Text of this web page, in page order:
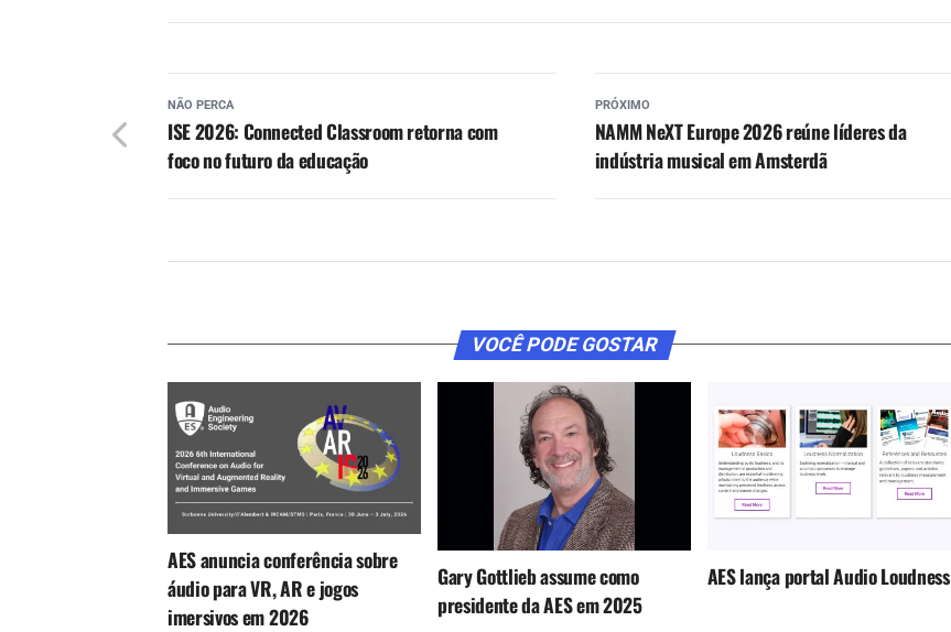
PRÓXIMO
NAMM NeXT Europe 2026 reúne líderes da
indústria musical em Amsterdã
NÃO PERCA
ISE 2026: Connected Classroom retorna com
foco no futuro da educação
VOCÊ PODE GOSTAR
AES anuncia conferência sobre
áudio para VR, AR e jogos
imersivos em 2026
Gary Gottlieb assume como
presidente da AES em 2025
AES lança portal Audio Loudness